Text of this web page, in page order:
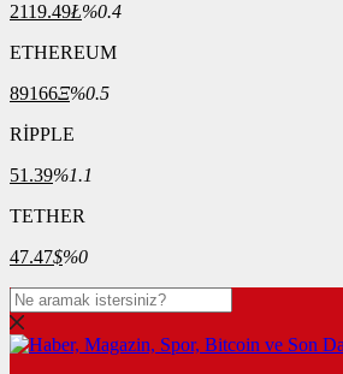
2119.49Ł%0.4
ETHEREUM
89166Ξ%0.5
RİPPLE
51.39%1.1
TETHER
47.47$%0